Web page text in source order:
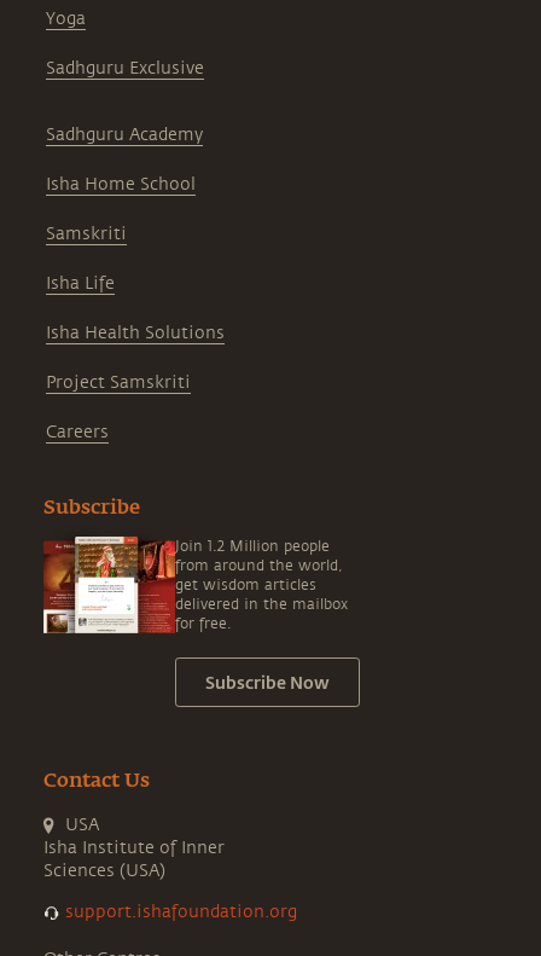
Yoga
Sadhguru Exclusive
Sadhguru Academy
Isha Home School
Samskriti
Isha Life
Isha Health Solutions
Project Samskriti
Careers
Subscribe
Join 1.2 Million people
from around the world,
get wisdom articles
delivered in the mailbox
for free.
Subscribe Now
Contact Us
USA
Isha Institute of Inner
Sciences (USA)
support.ishafoundation.org